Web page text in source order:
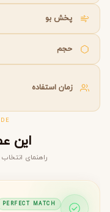
پخش بو
حجم
زمان استفاده
این
راهنمای
PERFECT MATCH